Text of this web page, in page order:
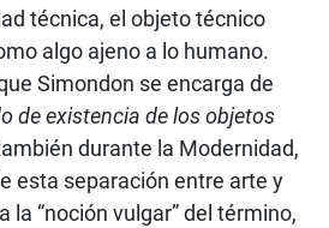
técnica, el objeto técnico
algo ajeno a lo humano.
Simondon se encarga de
de existencia de los objetos
durante la Modernidad,
esta separación entre arte y
la “noción vulgar” del término,